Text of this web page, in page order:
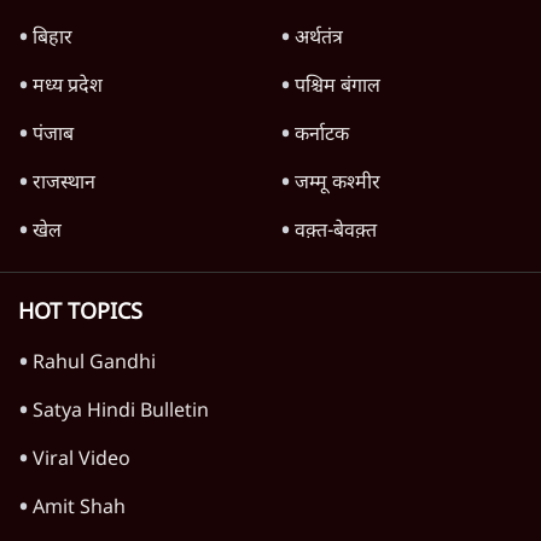
बिहार
अर्थतंत्र
मध्य प्रदेश
पश्चिम बंगाल
पंजाब
कर्नाटक
राजस्थान
जम्मू कश्मीर
खेल
वक़्त-बेवक़्त
HOT TOPICS
Rahul Gandhi
Satya Hindi Bulletin
Viral Video
Amit Shah